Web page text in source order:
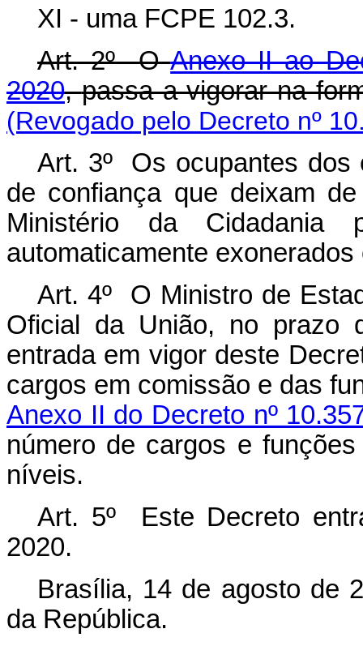
XI - uma FCPE 102.3.
Art. 2º OAnexo II ao
2020,passa a vigorar na
(Revogado pelo Decreto nº
Art. 3º Os ocupantes dos
de confiança que deixam
Ministério da
automaticamente
Art. 4º O Ministro de
Oficial da União, no prazo
entrada em vigor deste
cargos em comissão e das
Anexo II do Decreto nº
número de cargos e
níveis.
Art. 5º Este Decreto
2020.
Brasília, 14 de agosto de
da República.